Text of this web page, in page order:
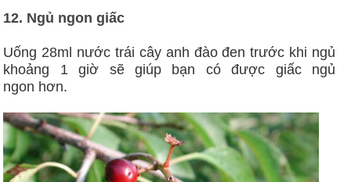
12. Ngủ ngon giấc
Uống 28ml nước trái cây anh đào đen trước khi ngủ
khoảng 1 giờ sẽ giúp bạn có được giấc ngủ
ngon hơn.